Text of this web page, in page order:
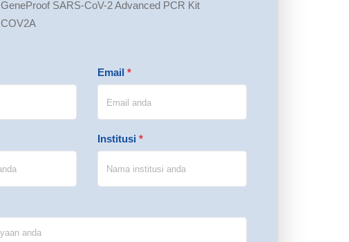
GeneProof SARS-CoV-2 Advanced PCR Kit
COV2A
Email *
Institusi *